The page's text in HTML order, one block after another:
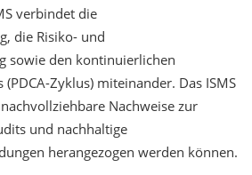
verbindet die
die Risiko- und
sowie den kontinuierlichen
(PDCA-Zyklus) miteinander. Das ISMS
Nachweise zur
und nachhaltige
herangezogen werden können.